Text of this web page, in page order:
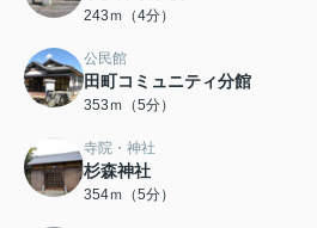
243ｍ（4分）
公民館
田町コミュニティ分館
353ｍ（5分）
寺院・神社
杉森神社
354ｍ（5分）